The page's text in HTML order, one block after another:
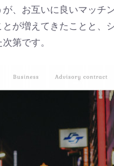
、お互いに良いマッチ
が増えてきたことと、
第です。